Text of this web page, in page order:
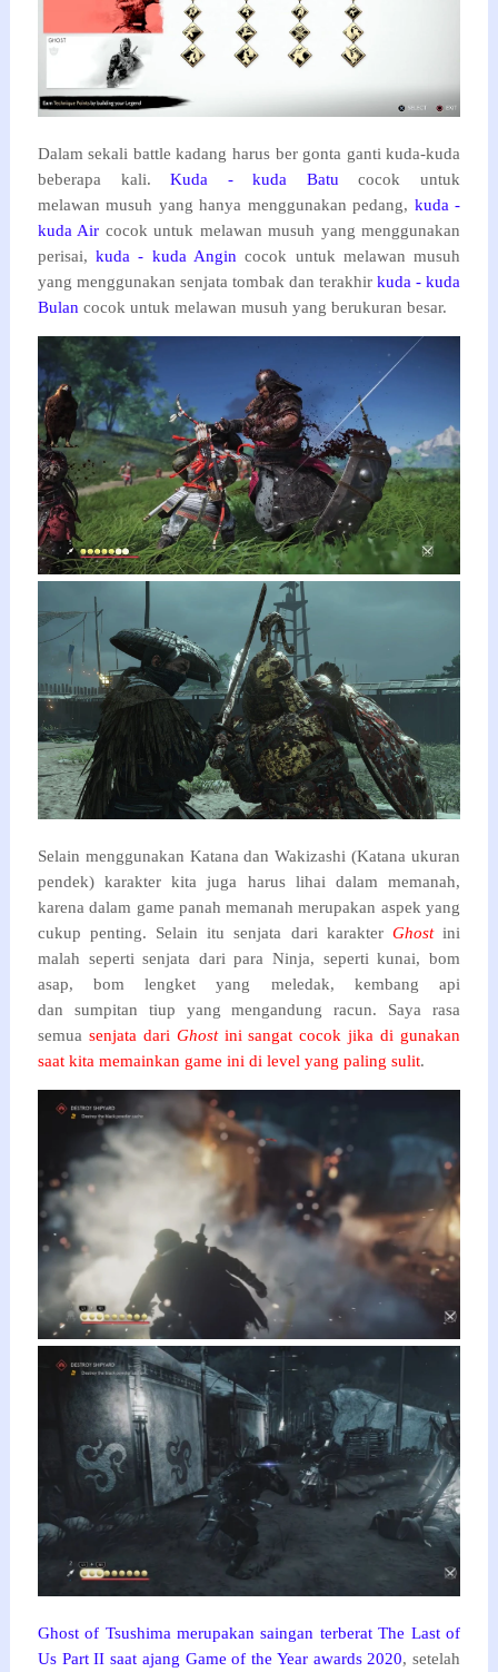
Dalam sekali battle kadang harus ber gonta ganti kuda-kuda
beberapa kali.Kuda - kuda Batu cocok untuk
melawan musuh yang hanya menggunakan pedang, kuda -
kuda Air cocok untuk melawanmusuh yang menggunakan
perisai,kuda - kuda Angin cocok untuk melawan musuh
yang menggunakan senjata tombak dan terakhirkuda - kuda
Bulancocok untuk melawan musuh yang berukuran besar.
Selain menggunakan Katana dan Wakizashi (Katana ukuran
pendek)karakter kita juga harus lihai dalam memanah,
karena dalam game panah memanah merupakan aspek yang
cukup penting. Selain itu senjata dari karakter Ghostini
malah seperti senjata dari para Ninja, seperti kunai, bom
asap, bom lengket yang meledak, kembang api
dan sumpitan tiup yang mengandung racun. Saya rasa
semua senjata dari Ghostini sangat cocok jika di gunakan
saat kita memainkan game ini di level yang paling sulit.
Ghost of Tsushima merupakan saingan terberat The Last of
Us Part II saat ajang Game of the Year awards 2020, setelah